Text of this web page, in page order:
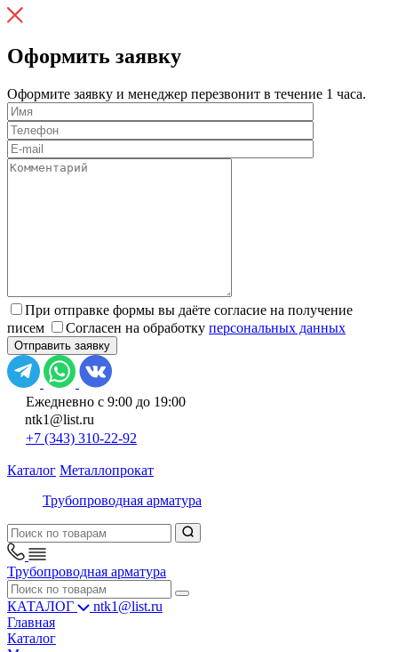
Оформить заявку
Оформите заявку и менеджер перезвонит в течение 1 часа.
При отправке формы вы даёте согласие на получение
писем
Согласен на обработку персональных данных
Ежедневно с 9:00 до 19:00
ntk1@list.ru
+7 (343) 310-22-92
Каталог Металлопрокат
Трубопроводная арматура
Трубопроводная арматура
КАТАЛОГ
ntk1@list.ru
Главная
Каталог